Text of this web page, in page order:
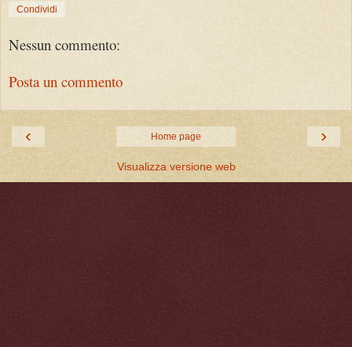
Condividi
Nessun commento:
Posta un commento
‹ ›
Home page
Visualizza versione web